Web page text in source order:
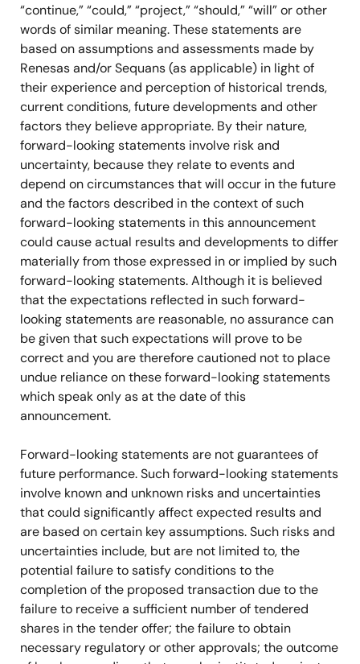
“continue,” “could,” “project,” “should,” “will” or other
words of similar meaning. These statements are
based on assumptions and assessments made by
Renesas and/or Sequans (as applicable) in light of
their experience and perception of historical trends,
current conditions, future developments and other
factors they believe appropriate. By their nature,
forward-looking statements involve risk and
uncertainty, because they relate to events and
depend on circumstances that will occur in the future
and the factors described in the context of such
forward-looking statements in this announcement
could cause actual results and developments to differ
materially from those expressed in or implied by such
forward-looking statements. Although it is believed
that the expectations reflected in such forward-
looking statements are reasonable, no assurance can
be given that such expectations will prove to be
correct and you are therefore cautioned not to place
undue reliance on these forward-looking statements
which speak only as at the date of this
announcement.
Forward-looking statements are not guarantees of
future performance. Such forward-looking statements
involve known and unknown risks and uncertainties
that could significantly affect expected results and
are based on certain key assumptions. Such risks and
uncertainties include, but are not limited to, the
potential failure to satisfy conditions to the
completion of the proposed transaction due to the
failure to receive a sufficient number of tendered
shares in the tender offer; the failure to obtain
necessary regulatory or other approvals; the outcome